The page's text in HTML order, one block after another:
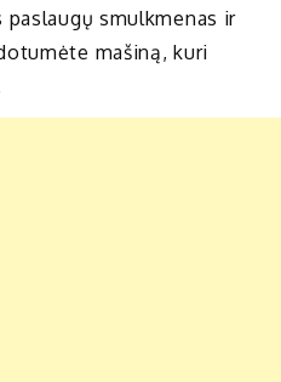
smulkmenas ir
mašiną, kuri